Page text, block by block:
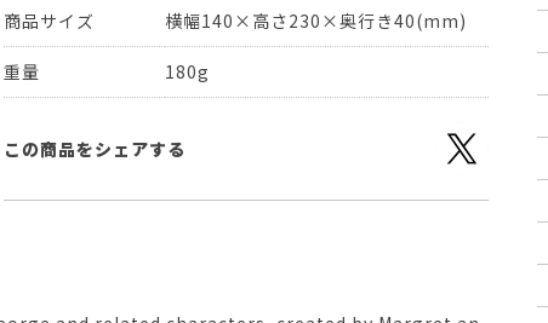
商品サイズ 横幅140×高さ230×奥行き40(mm)
重量 180g
この商品をシェアする